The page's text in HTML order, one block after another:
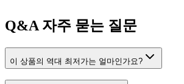
Q&A 자주 묻는 질문
이 상품의 역대 최저가는 얼마인가요?